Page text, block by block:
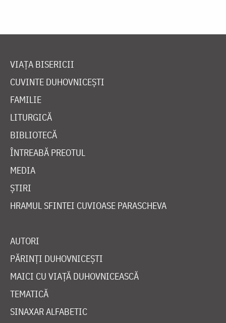
VIAȚA BISERICII
CUVINTE DUHOVNICEȘTI
FAMILIE
LITURGICĂ
BIBLIOTECĂ
ÎNTREABĂ PREOTUL
MEDIA
ȘTIRI
HRAMUL SFINTEI CUVIOASE PARASCHEVA
AUTORI
PĂRINȚI DUHOVNICEȘTI
MAICI CU VIAȚĂ DUHOVNICEASCĂ
TEMATICĂ
SINAXAR ALFABETIC